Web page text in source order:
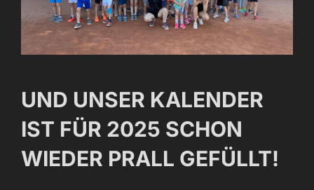
UND UNSER KALENDER
IST FÜR 2025 SCHON
WIEDER PRALL GEFÜLLT!